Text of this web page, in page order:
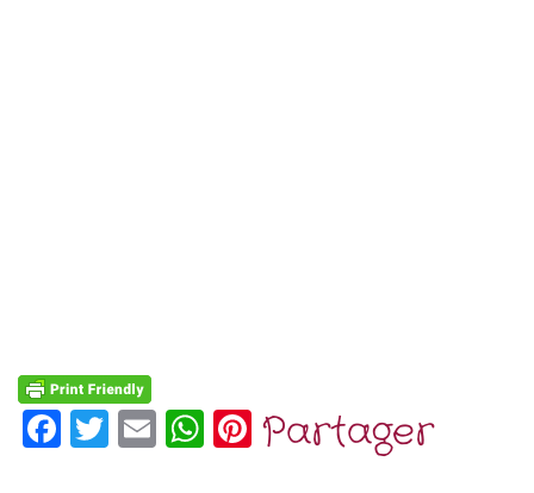
Facebook
Twitter
EmailWhatsApp
Pinterest
Partager